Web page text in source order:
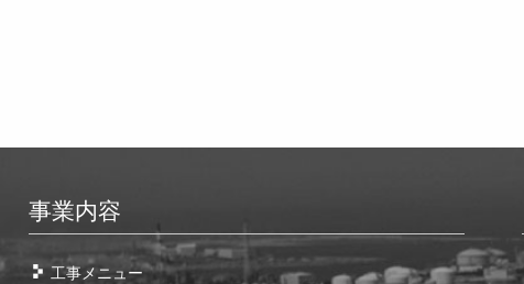
事業内容
工事メニュー